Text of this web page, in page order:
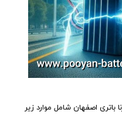
باتری اصفهان شامل موارد زیر